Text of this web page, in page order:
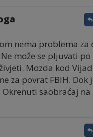
nema problema za
može se pljuvati
Mozda kod
za povrat FBIH. Dok
saobraćaj na